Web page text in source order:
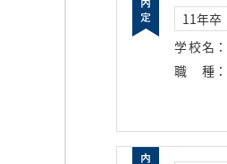
11年卒
学校名 ：
職種 ：